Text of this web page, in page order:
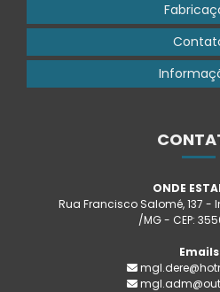
ONDE
Rua Francisco Salomé, 137 -
/MG - CEP:
Emails